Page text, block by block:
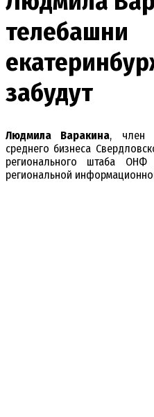
телебашни
забудут
Людмила Варакина, член
среднего бизнеса
регионального штаба
региональной